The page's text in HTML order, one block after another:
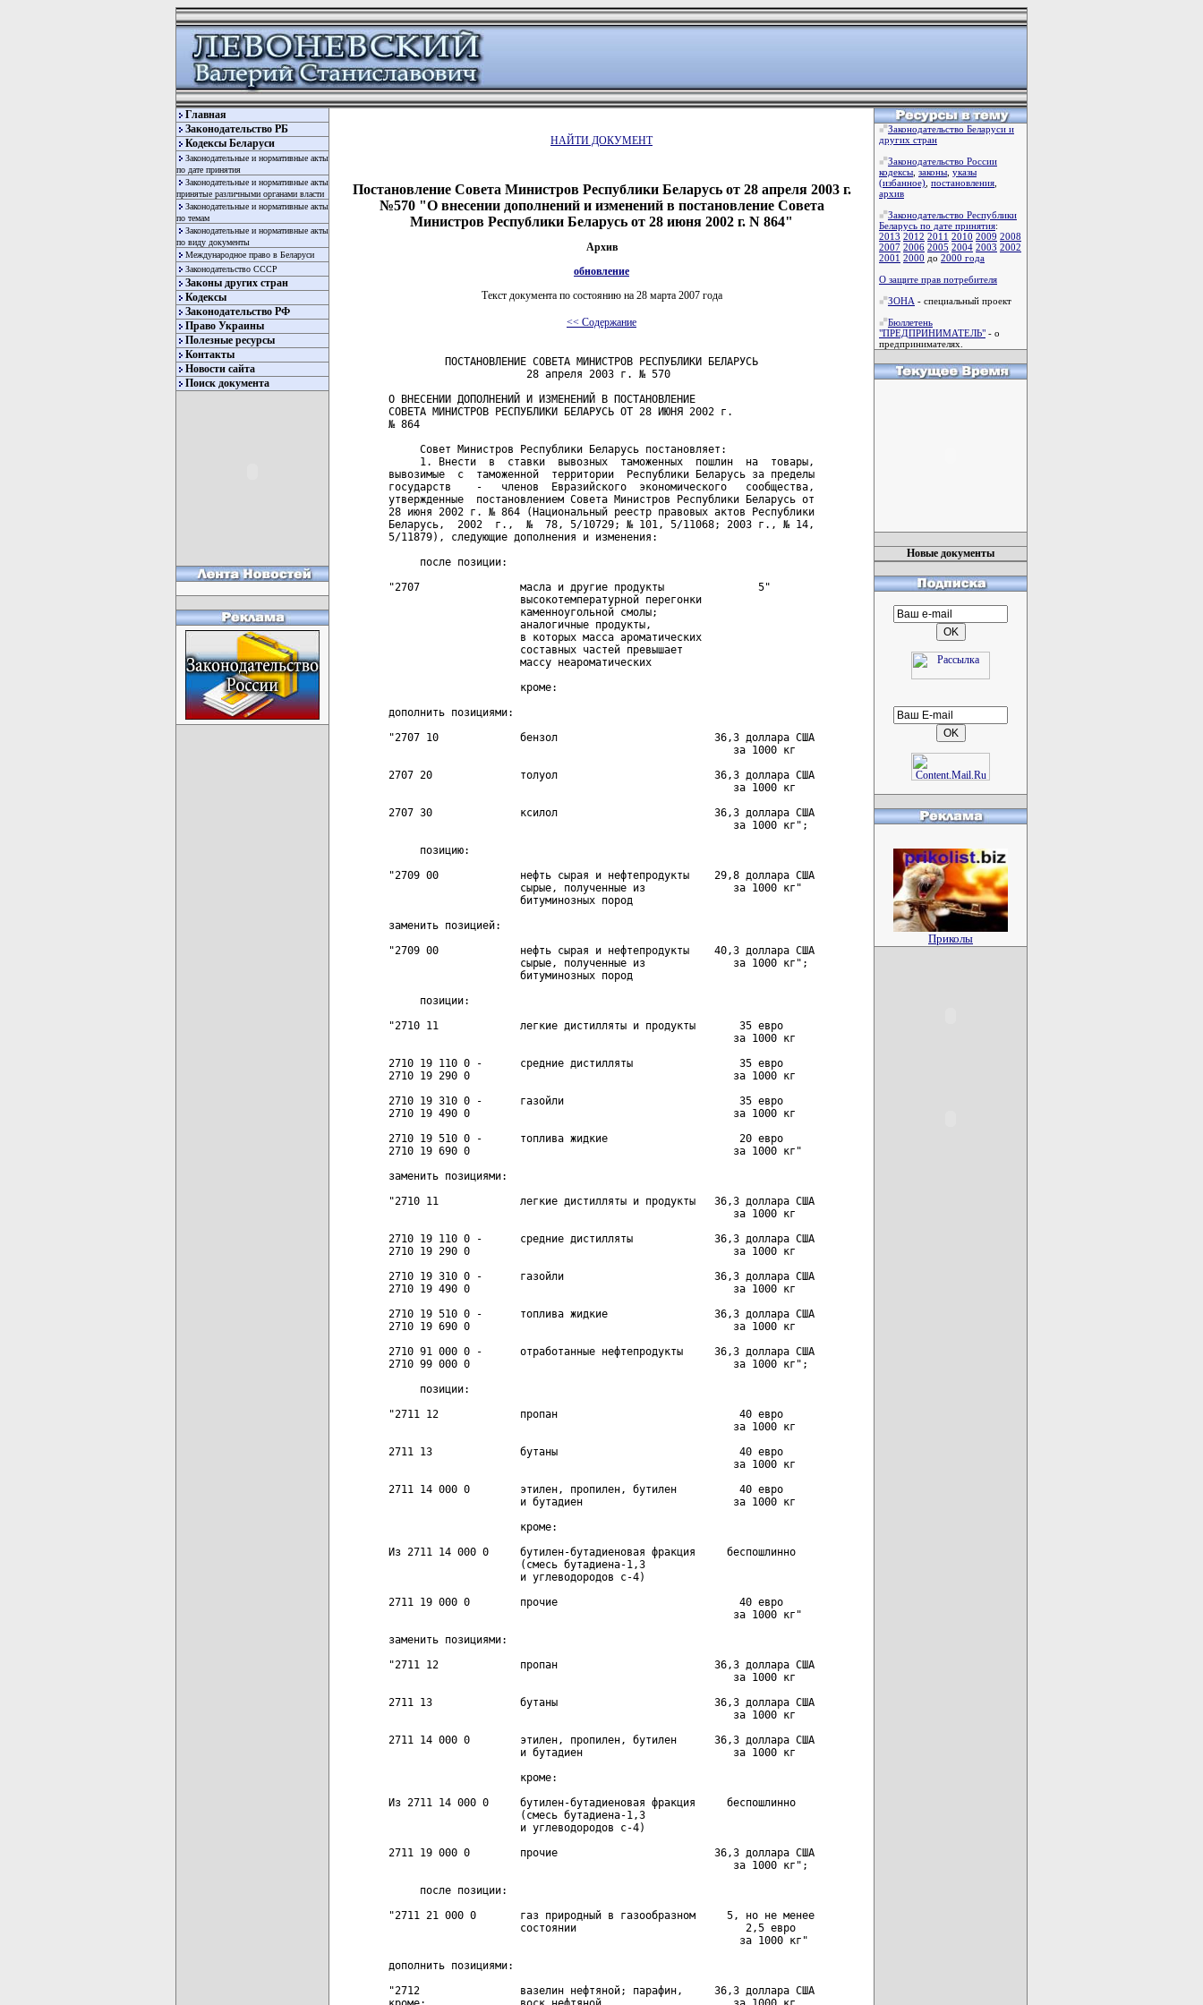
Главная
Законодательство РБ
Кодексы Беларуси
Законодательные и нормативные акты
по дате принятия
Законодательные и нормативные акты
принятые различными органами власти
Законодательные и нормативные акты
по темам
Законодательные и нормативные акты
по виду документы
Международное право в Беларуси
Законодательство СССР
Законы других стран
Кодексы
Законодательство РФ
Право Украины
Полезные ресурсы
Контакты
Новости сайта
Поиск документа
НАЙТИ ДОКУМЕНТ
Постановление Совета Министров Республики Беларусь от 28 апреля 2003 г.
№570 "О внесении дополнений и изменений в постановление Совета
Министров Республики Беларусь от 28 июня 2002 г. N 864"
Архив
обновление
Текст документа по состоянию на 28 марта 2007 года
<< Содержание
         ПОСТАНОВЛЕНИЕ СОВЕТА МИНИСТРОВ РЕСПУБЛИКИ БЕЛАРУСЬ
                      28 апреля 2003 г. № 570
О ВНЕСЕНИИ ДОПОЛНЕНИЙ И ИЗМЕНЕНИЙ В ПОСТАНОВЛЕНИЕ
СОВЕТА МИНИСТРОВ РЕСПУБЛИКИ БЕЛАРУСЬ ОТ 28 ИЮНЯ 2002 г.
№ 864
     Совет Министров Республики Беларусь постановляет:
     1. Внести  в  ставки  вывозных  таможенных  пошлин  на  товары,
вывозимые  с  таможенной  территории  Республики Беларусь за пределы
государств    -   членов  Евразийского  экономического   сообщества,
утвержденные  постановлением Совета Министров Республики Беларусь от
28 июня 2002 г. № 864 (Национальный реестр правовых актов Республики
Беларусь,  2002  г.,  №  78, 5/10729; № 101, 5/11068; 2003 г., № 14,
5/11879), следующие дополнения и изменения:
     после позиции:
"2707                масла и другие продукты               5"
                     высокотемпературной перегонки
                     каменноугольной смолы;
                     аналогичные продукты,
                     в которых масса ароматических
                     составных частей превышает
                     массу неароматических
                     кроме:
дополнить позициями:
"2707 10             бензол                         36,3 доллара США
                                                       за 1000 кг
2707 20              толуол                         36,3 доллара США
                                                       за 1000 кг
2707 30              ксилол                         36,3 доллара США
                                                       за 1000 кг";
     позицию:
"2709 00             нефть сырая и нефтепродукты    29,8 доллара США
                     сырые, полученные из              за 1000 кг"
                     битуминозных пород
заменить позицией:
"2709 00             нефть сырая и нефтепродукты    40,3 доллара США
                     сырые, полученные из              за 1000 кг";
                     битуминозных пород
     позиции:
"2710 11             легкие дистилляты и продукты       35 евро
                                                       за 1000 кг
2710 19 110 0 -      средние дистилляты                 35 евро
2710 19 290 0                                          за 1000 кг
2710 19 310 0 -      газойли                            35 евро
2710 19 490 0                                          за 1000 кг
2710 19 510 0 -      топлива жидкие                     20 евро
2710 19 690 0                                          за 1000 кг"
заменить позициями:
"2710 11             легкие дистилляты и продукты   36,3 доллара США
                                                       за 1000 кг
2710 19 110 0 -      средние дистилляты             36,3 доллара США
2710 19 290 0                                          за 1000 кг
2710 19 310 0 -      газойли                        36,3 доллара США
2710 19 490 0                                          за 1000 кг
2710 19 510 0 -      топлива жидкие                 36,3 доллара США
2710 19 690 0                                          за 1000 кг
2710 91 000 0 -      отработанные нефтепродукты     36,3 доллара США
2710 99 000 0                                          за 1000 кг";
     позиции:
"2711 12             пропан                             40 евро
                                                       за 1000 кг
2711 13              бутаны                             40 евро
                                                       за 1000 кг
2711 14 000 0        этилен, пропилен, бутилен          40 евро
                     и бутадиен                        за 1000 кг
                     кроме:
Из 2711 14 000 0     бутилен-бутадиеновая фракция     беспошлинно
                     (смесь бутадиена-1,3
                     и углеводородов с-4)
2711 19 000 0        прочие                             40 евро
                                                       за 1000 кг"
заменить позициями:
"2711 12             пропан                         36,3 доллара США
                                                       за 1000 кг
2711 13              бутаны                         36,3 доллара США
                                                       за 1000 кг
2711 14 000 0        этилен, пропилен, бутилен      36,3 доллара США
                     и бутадиен                        за 1000 кг
                     кроме:
Из 2711 14 000 0     бутилен-бутадиеновая фракция     беспошлинно
                     (смесь бутадиена-1,3
                     и углеводородов с-4)
2711 19 000 0        прочие                         36,3 доллара США
                                                       за 1000 кг";
     после позиции:
"2711 21 000 0       газ природный в газообразном     5, но не менее
                     состоянии                           2,5 евро
                                                        за 1000 кг"
дополнить позициями:
"2712                вазелин нефтяной; парафин,     36,3 доллара США
Законодательство Беларуси и
других стран
Законодательство России
кодексы законы указы
(избанное) постановления
архив
Законодательство Республики
Беларусь по дате принятия:
2013 2012 2011 2010 2009 2008
2007 2006 2005 2004 2003 2002
2001 2000 до 2000 года
О защите прав потребителя
ЗОНА - специальный проект
Бюллетень
"ПРЕДПРИНИМАТЕЛЬ" - о
предпринимателях.
Новые документы
Приколы